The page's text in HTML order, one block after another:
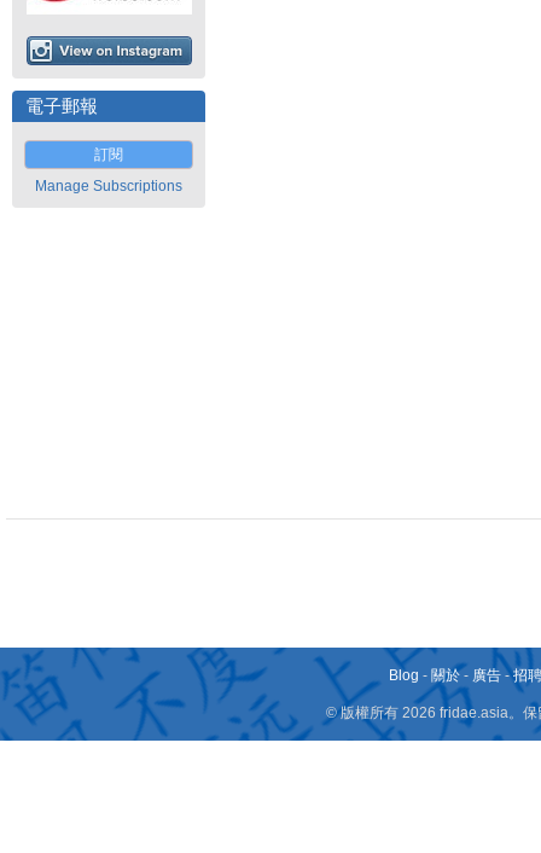
電子郵報
訂閱
Manage Subscriptions
Blog - 關於 - 廣告 -招
© 版權所有 2026 fridae.asia。